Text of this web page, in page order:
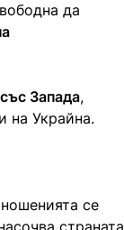
да
Запада,
на Украйна.
се